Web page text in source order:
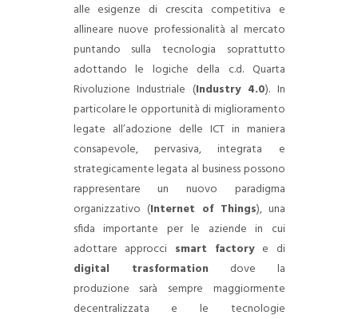
alle esigenze di crescita competitiva e
allineare nuove professionalità al mercato
puntando sulla tecnologia soprattutto
adottando le logiche della c.d. Quarta
Rivoluzione Industriale (Industry 4.0). In
particolare le opportunità di miglioramento
legate all’adozione delle ICT in maniera
consapevole, pervasiva, integrata e
strategicamente legata al business possono
rappresentare un nuovo paradigma
organizzativo (Internet of Things), una
sfida importante per le aziende in cui
adottare approcci smart factorye di
digital trasformation dove la
produzione sarà sempre maggiormente
decentralizzata e le tecnologie